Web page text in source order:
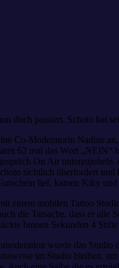
doch passiert. Schoto hat
Co-Moderatorin Nadine
62 mal das Wort „NEIN“
On Air
sichtlich überfordert
lief, kamen Kiky
einem mobilen Tattoo
die Tatsache, dass er
binnen Sekunden 4
wurde das Studio
im Studio bleiben,